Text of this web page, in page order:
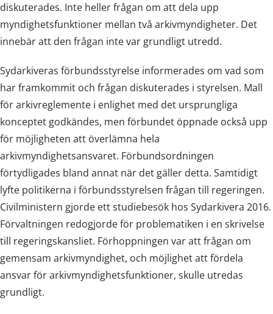
diskuterades. Inte heller frågan om att dela upp
myndighetsfunktioner mellan två arkivmyndigheter. Det
innebär att den frågan inte var grundligt utredd.
Sydarkiveras förbundsstyrelse informerades om vad som
har framkommit och frågan diskuterades i styrelsen. Mall
för arkivreglemente i enlighet med det ursprungliga
konceptet godkändes, men förbundet öppnade också upp
för möjligheten att överlämna hela
arkivmyndighetsansvaret. Förbundsordningen
förtydligades bland annat när det gäller detta. Samtidigt
lyfte politikerna i förbundsstyrelsen frågan till regeringen.
Civilministern gjorde ett studiebesök hos Sydarkivera 2016.
Förvaltningen redogjorde för problematiken i en skrivelse
till regeringskansliet. Förhoppningen var att frågan om
gemensam arkivmyndighet, och möjlighet att fördela
ansvar för arkivmyndighetsfunktioner, skulle utredas
grundligt.